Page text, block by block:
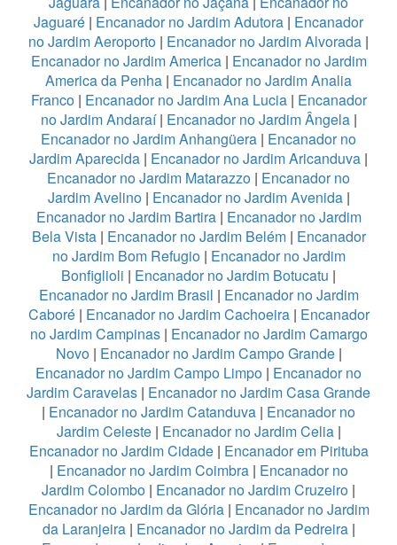
Jaguaré | Encanador no Jardim Adutora | Encanador
no Jardim Aeroporto | Encanador no Jardim Alvorada |
Encanador no Jardim America| Encanador no Jardim
America da Penha | Encanador no Jardim Analia
Franco| Encanador no Jardim Ana Lucia| Encanador
no Jardim Andaraí| Encanador no Jardim Ângela|
Encanador no Jardim Anhangüera | Encanador no
Jardim Aparecida | Encanador no Jardim Aricanduva |
Encanador no Jardim Matarazzo | Encanador no
Jardim Avelino| Encanador no Jardim Avenida|
Encanador no Jardim Bartira| Encanador no Jardim
Bela Vista| Encanador no Jardim Belém| Encanador
no Jardim Bom Refugio| Encanador no Jardim
Bonfiglioli | Encanador no Jardim Botucatu |
Encanador no Jardim Brasil | Encanador no Jardim
Caboré| Encanador no Jardim Cachoeira| Encanador
no Jardim Campinas| Encanador no Jardim Camargo
Novo| Encanador no Jardim Campo Grande|
Encanador no Jardim Campo Limpo | Encanador no
Jardim Caravelas | Encanador no Jardim Casa Grande
| Encanador no Jardim Catanduva | Encanador no
Jardim Celeste| Encanador no Jardim Celia|
Encanador no Jardim Cidade| Encanador em Pirituba
| Encanador no Jardim Coimbra| Encanador no
Jardim Colombo | Encanador no Jardim Cruzeiro |
Encanador no Jardim da Glória| Encanador no Jardim
da Laranjeira| Encanador no Jardim da Pedreira|